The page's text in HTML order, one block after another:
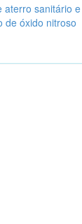
sanitário
de óxido nitroso